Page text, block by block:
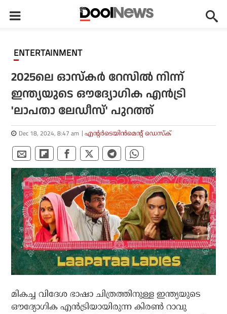
ENTERTAINMENT
2025ലെ ഓസ്‌കര്‍ റേസില്‍ നിന്ന്
ഇന്ത്യയുടെ ഔദ്യോഗിക എന്‍ട്രി
'ലാപതാ ലേഡീസ്' പുറത്ത്
Dec 18, 2024, 8:47 am എന്റര്‍ടെയിന്‍മെന്റ് ഡെസ്‌ക്
മികച്ച വിദേശ ഭാഷാ ചിത്രത്തിനുള്ള ഇന്ത്യയുടെ
ഔദ്യോഗിക എന്‍ട്രിയായിരുന്ന കിരണ്‍ റാവു